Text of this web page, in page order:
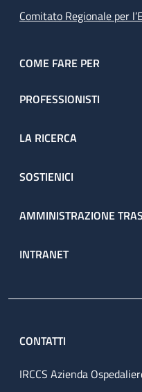
Comitato Regionale per
COME FARE PER
PROFESSIONISTI
LA RICERCA
SOSTIENICI
AMMINISTRAZIONE
INTRANET
CONTATTI
IRCCS Azienda